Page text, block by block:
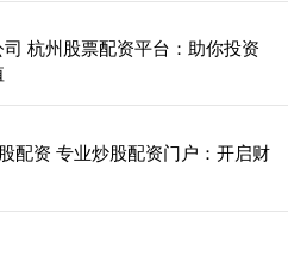
杭州股票配资平台：助你投资
配资 专业炒股配资门户：开启财